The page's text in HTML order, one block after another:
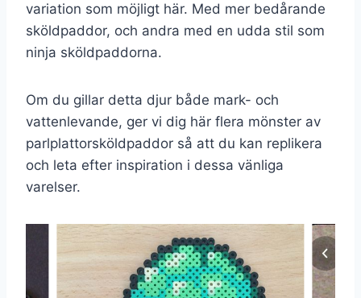
variation som möjligt här. Med mer bedårande
sköldpaddor, och andra med en udda stil som
ninja sköldpaddorna.
Om du gillar detta djur både mark- och
vattenlevande, ger vi dig här flera mönster av
parlplattorsköldpaddor så att du kan replikera
och leta efter inspiration i dessa vänliga
varelser.